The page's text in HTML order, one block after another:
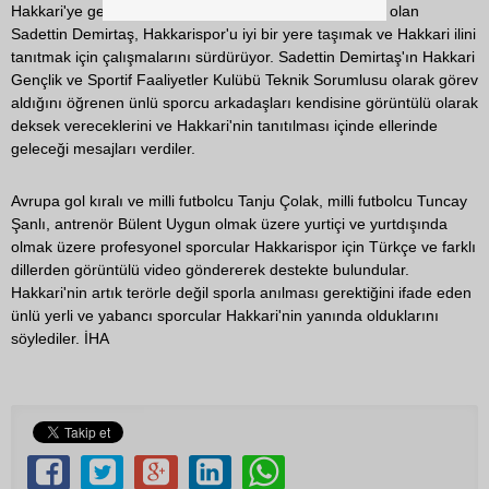
Hakkari'ye gelen eski profesyonel futbolcu ve antrenör olan
Sadettin Demirtaş, Hakkarispor'u iyi bir yere taşımak ve Hakkari ilini
tanıtmak için çalışmalarını sürdürüyor. Sadettin Demirtaş'ın Hakkari
Gençlik ve Sportif Faaliyetler Kulübü Teknik Sorumlusu olarak görev
aldığını öğrenen ünlü sporcu arkadaşları kendisine görüntülü olarak
deksek vereceklerini ve Hakkari'nin tanıtılması içinde ellerinde
geleceği mesajları verdiler.
Avrupa gol kıralı ve milli futbolcu Tanju Çolak, milli futbolcu Tuncay
Şanlı, antrenör Bülent Uygun olmak üzere yurtiçi ve yurtdışında
olmak üzere profesyonel sporcular Hakkarispor için Türkçe ve farklı
dillerden görüntülü video göndererek destekte bulundular.
Hakkari'nin artık terörle değil sporla anılması gerektiğini ifade eden
ünlü yerli ve yabancı sporcular Hakkari'nin yanında olduklarını
söylediler. İHA